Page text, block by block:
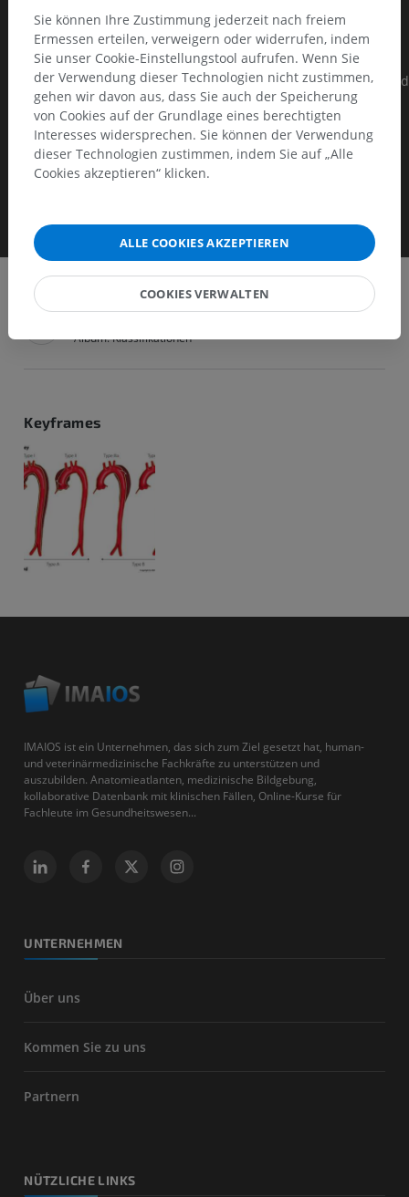
B – Involves the descending aorta or the arch (distal to right
brachiocephalic artery origin), without involvement of the
ascending aorta. It includes DeBakey type III without
extension into the ascending aorta.
Source : Wikipedia
Album: Klassifikationen
Keyframes
IMAIOS ist ein Unternehmen, das sich zum Ziel gesetzt hat, human-
und veterinärmedizinische Fachkräfte zu unterstützen und
auszubilden. Anatomieatlanten, medizinische Bildgebung,
kollaborative Datenbank mit klinischen Fällen, Online-Kurse für
Fachleute im Gesundheitswesen...
UNTERNEHMEN
Über uns
Kommen Sie zu uns
Partnern
NÜTZLICHE LINKS
Sie können Ihre Zustimmung jederzeit nach freiem
Ermessen erteilen, verweigern oder widerrufen, indem
Sie unser Cookie-Einstellungstool aufrufen. Wenn Sie
der Verwendung dieser Technologien nicht zustimmen,
gehen wir davon aus, dass Sie auch der Speicherung
von Cookies auf der Grundlage eines berechtigten
Interesses widersprechen. Sie können der Verwendung
dieser Technologien zustimmen, indem Sie auf „Alle
Cookies akzeptieren“ klicken.
ALLE COOKIES AKZEPTIEREN
COOKIES VERWALTEN